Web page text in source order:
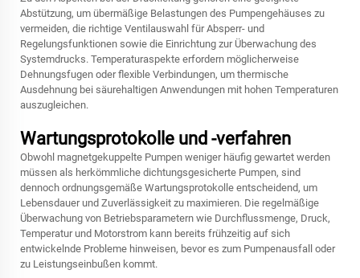
Abstützung, um übermäßige Belastungen des Pumpengehäuses zu
vermeiden, die richtige Ventilauswahl für Absperr- und
Regelungsfunktionen sowie die Einrichtung zur Überwachung des
Systemdrucks. Temperaturaspekte erfordern möglicherweise
Dehnungsfugen oder flexible Verbindungen, um thermische
Ausdehnung bei säurehaltigen Anwendungen mit hohen Temperaturen
auszugleichen.
Wartungsprotokolle und -verfahren
Obwohl magnetgekuppelte Pumpen weniger häufig gewartet werden
müssen als herkömmliche dichtungsgesicherte Pumpen, sind
dennoch ordnungsgemäße Wartungsprotokolle entscheidend, um
Lebensdauer und Zuverlässigkeit zu maximieren. Die regelmäßige
Überwachung von Betriebsparametern wie Durchflussmenge, Druck,
Temperatur und Motorstrom kann bereits frühzeitig auf sich
entwickelnde Probleme hinweisen, bevor es zum Pumpenausfall oder
zu Leistungseinbußen kommt.